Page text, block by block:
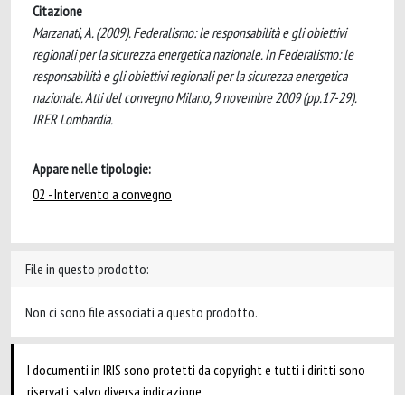
Citazione
Marzanati, A. (2009). Federalismo: le responsabilità e gli obiettivi
regionali per la sicurezza energetica nazionale. In Federalismo: le
responsabilità e gli obiettivi regionali per la sicurezza energetica
nazionale. Atti del convegno Milano, 9 novembre 2009 (pp.17-29).
IRER Lombardia.
Appare nelle tipologie:
02 - Intervento a convegno
File in questo prodotto:
Non ci sono file associati a questo prodotto.
I documenti in IRIS sono protetti da copyright e tutti i diritti sono
riservati, salvo diversa indicazione.